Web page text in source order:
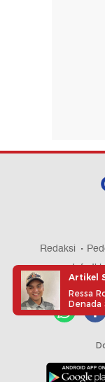
Redaksi
Info
Artikel
Ressa
Denada